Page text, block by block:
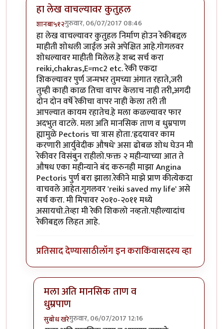
हा लेख वाचल्यावर कुतुहल
शानबा५१२गुरुवार, 06/07/2017 08:46
In reply toरेकी म्हणजे??? पूर्ण आणि सविस्तर सांगाल का??
हा लेख वाचल्यावर कुतुहल निर्माण होउन रेकीबद्दल
माहीती शोधली जाईल असे अपेक्षित आहे.गोगलवर
शोधल्यावर माहीती मिलेल.हे शब्द सर्च करा
reiki,chakras,E=mc2 etc. रेकी एकदा
शिकल्यावर पुर्ण जन्मभर तुमच्या अंगात रहाते,जरी
तुम्ही काही काळ तिचा वापर केलाच नाही तरी,अगदी
दोन दोन वर्षे रेकीचा वापर नाही केला तरी ती
आपल्यात कायम रहातेच.हे मला कळल्यावर फार
अदभुत वाटले. मला अति मानसिक ताण व धुम्रपाण
ह्यामुळे Pectoris चा त्रास होता.'ह्रदयावर काम
करणारी आर्युवेदीक औषधे' असा ढोबळ शोध घेउन मी
रेकीवर विसंबुन राहीलो.फक्त २ महीन्याच्या आत ते
औषध एका महीन्याने बंद करुनही माझा Angina
Pectoris पुर्ण बरा झाला.रेकीने माझे प्राण कीत्येकदा
वाचवले आहेत.गुगलवर 'reiki saved my life' असे
सर्च करा. मी मिपावर २०१०-२०११ मध्ये
असायचो.तेव्हा मी रेकी शिकलो नव्हतो.पहील्यादांच
रेकीबद्दल लिहत आहे.
प्रतिसाद देण्यासाठीलॉग इन कराकिंवासदस्य व्हा
मला अति मानसिक ताण व
धुम्रपाण
सुबोध खरेगुरुवार, 06/07/2017 12:16